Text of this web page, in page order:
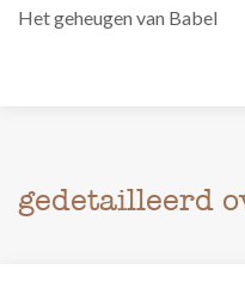
Het geheugen van Babel
gedetailleerd